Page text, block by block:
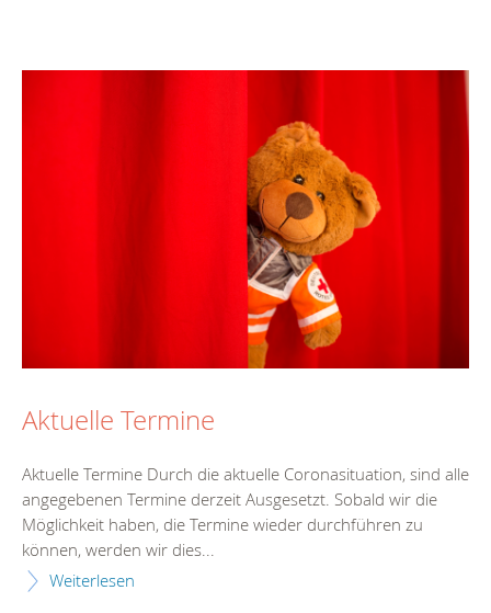
Aktuelle Termine
Aktuelle Termine Durch die aktuelle Coronasituation, sind alle
angegebenen Termine derzeit Ausgesetzt. Sobald wir die
Möglichkeit haben, die Termine wieder durchführen zu
können, werden wir dies...
Weiterlesen